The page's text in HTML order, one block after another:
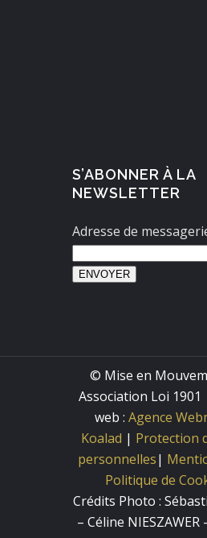
S’ABONNER À LA
NEWSLETTER
Adresse de
ENVOYER
© Mise en
Association Loi
web : Agence
Koalad | Protection
personnelles|
Politique de
Crédits Photo :
– Céline